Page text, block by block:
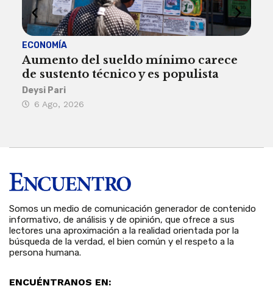
ECONOMÍA
Aumento del sueldo mínimo carece
de sustento técnico y es populista
Deysi Pari
6 Ago, 2026
Somos un medio de comunicación generador de contenido
informativo, de análisis y de opinión, que ofrece a sus
lectores una aproximación a la realidad orientada por la
búsqueda de la verdad, el bien común y el respeto a la
persona humana.
ENCUÉNTRANOS EN: